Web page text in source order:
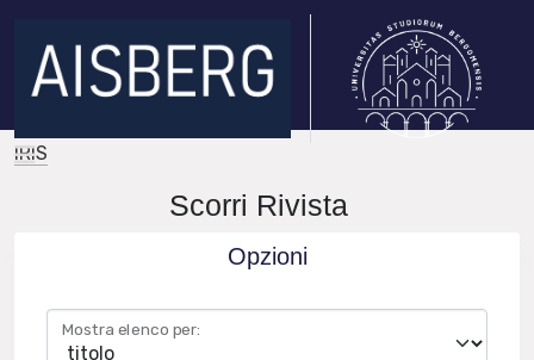
IRIS
Scorri Rivista
Opzioni
Mostra elenco per: